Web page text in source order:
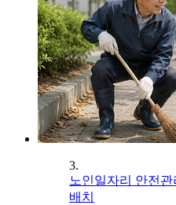
3.
노인일자리 안전
배치